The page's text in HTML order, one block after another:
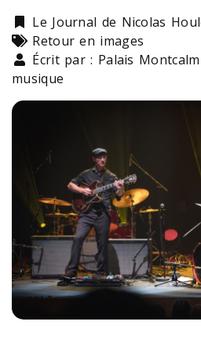
Catégorie
Le Journal de Nicolas
Types
Retour en images
Écrit par : Palais
musique